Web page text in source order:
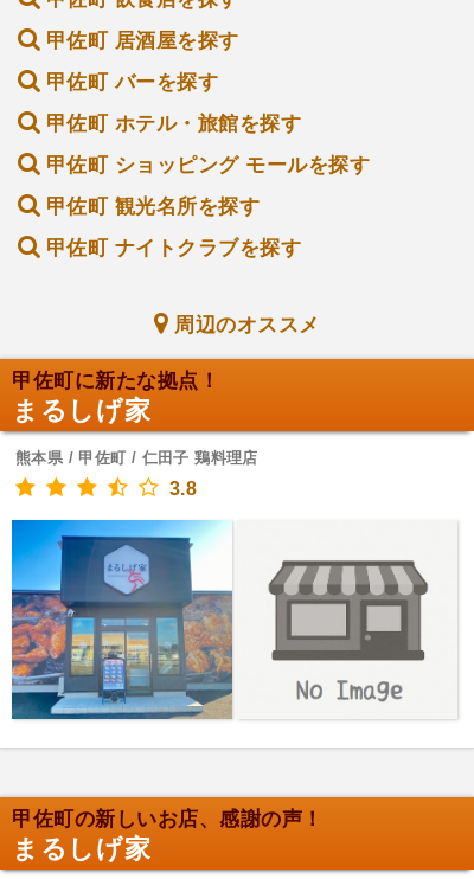
甲佐町 居酒屋を探す
甲佐町 バーを探す
甲佐町 ホテル・旅館を探す
甲佐町 ショッピング モールを探す
甲佐町 観光名所を探す
甲佐町 ナイトクラブを探す
周辺のオススメ
甲佐町に新たな拠点！
まるしげ家
熊本県 / 甲佐町 / 仁田子 鶏料理店
3.8
甲佐町の新しいお店、感謝の声！
まるしげ家